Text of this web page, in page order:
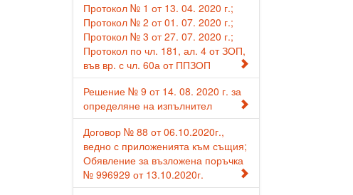
Протокол № 1 от 13. 04. 2020 г.;
Протокол № 2 от 01. 07. 2020 г.;
Протокол № 3 от 27. 07. 2020 г.;
Протокол по чл. 181, ал. 4 от ЗОП,
във вр. с чл. 60а от ППЗОП
Решение № 9 от 14. 08. 2020 г. за
определяне на изпълнител
Договор № 88 от 06.10.2020г.,
ведно с приложенията към същия;
Обявление за възложена поръчка
№ 996929 от 13.10.2020г.